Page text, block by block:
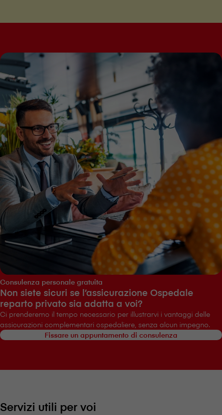
Consulenza personale gratuita
Non siete sicuri se l’assicurazione Ospedale
reparto privato sia adatta a voi?
Ci prenderemo il tempo necessario per illustrarvi i vantaggi delle
assicurazioni complementari ospedaliere, senza alcun impegno.
Fissare un appuntamento di consulenza
Servizi utili per voi